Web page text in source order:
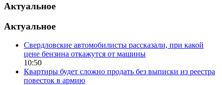
Актуальное
Актуальное
Свердловские автомобилисты рассказали, при какой
цене бензина откажутся от машины
10:50
Квартиры будет сложно продать без выписки из реестра
повесток в армию